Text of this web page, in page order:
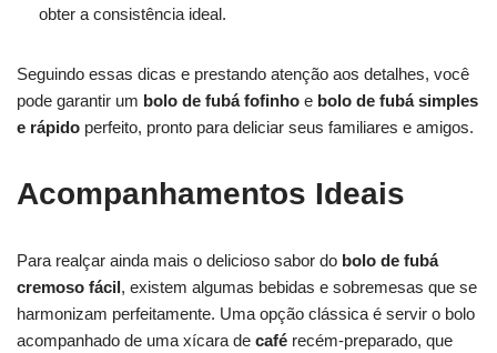
obter a consistência ideal.
Seguindo essas dicas e prestando atenção aos detalhes, você
pode garantir um bolo de fubá fofinho e bolo de fubá simples
e rápido perfeito, pronto para deliciar seus familiares e amigos.
Acompanhamentos Ideais
Para realçar ainda mais o delicioso sabor do bolo de fubá
cremoso fácil, existem algumas bebidas e sobremesas que se
harmonizam perfeitamente. Uma opção clássica é servir o bolo
acompanhado de uma xícara de café recém-preparado, que